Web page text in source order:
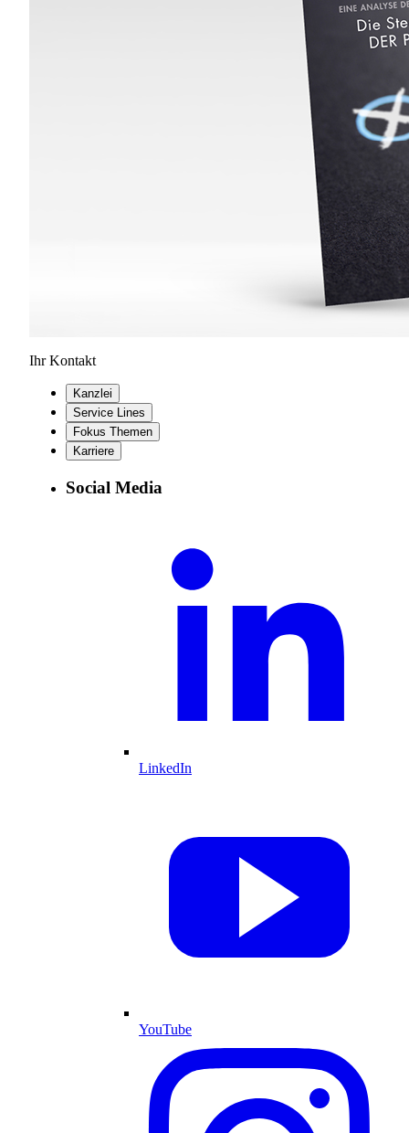
Ihr Kontakt
Kanzlei
Service Lines
Fokus Themen
Karriere
Social Media
LinkedIn
YouTube